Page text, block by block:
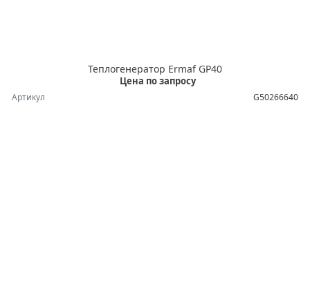
Теплогенератор Ermaf GP40
Цена по запросу
Артикул G50266640